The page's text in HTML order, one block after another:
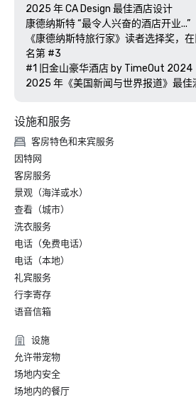
2025 年 CA Design 最佳酒店设计
康德纳斯特 “最令人兴奋的酒店开业...”
《康德纳斯特旅行家》读者选择奖，
名第 #3
#1 旧金山豪华酒店 by TimeOut 2024
设施和服务
客房特色和来宾服务
因特网
客房服务
景观（海洋或水）
查看（城市）
洗衣服务
电话（免费电话）
电话（本地）
礼宾服务
行李寄存
语音信箱
设施
允许带宠物
场地内安全
场地内的餐厅